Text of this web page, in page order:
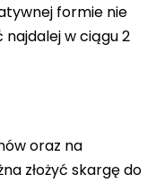
formie nie
w ciągu 2
oraz na
złożyć skargę do